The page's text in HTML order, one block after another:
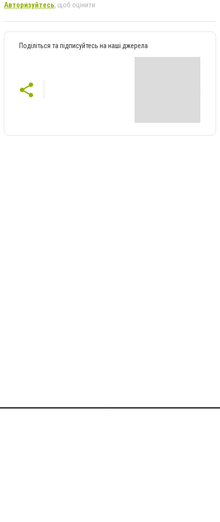
Авторизуйтесь, щоб оцінити
Поділіться та підписуйтесь на наші джерела